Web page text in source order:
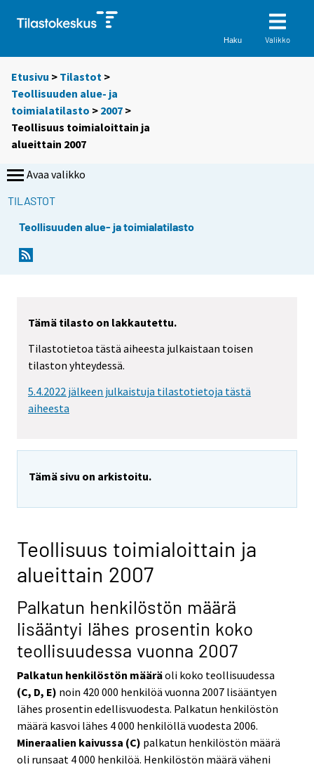
Haku Valikko
Etusivu > Tilastot >
Teollisuuden alue- ja
toimialatilasto > 2007 >
Teollisuus toimialoittain ja
alueittain 2007
Avaa valikko
TILASTOT
Teollisuuden alue- ja toimialatilasto
Tämä tilasto on lakkautettu.
Tilastotietoa tästä aiheesta julkaistaan toisen
tilaston yhteydessä.
5.4.2022 jälkeen julkaistuja tilastotietoja tästä
aiheesta
Tämä sivu on arkistoitu.
Teollisuus toimialoittain ja
alueittain 2007
Palkatun henkilöstön määrä
lisääntyi lähes prosentin koko
teollisuudessa vuonna 2007
Palkatun henkilöstön määräoli koko teollisuudessa
(C, D, E) noin 420 000 henkilöä vuonna 2007 lisääntyen
lähes prosentin edellisvuodesta. Palkatun henkilöstön
määrä kasvoi lähes 4 000 henkilöllä vuodesta 2006.
Mineraalien kaivussa (C) palkatun henkilöstön määrä
oli runsaat 4 000 henkilöä. Henkilöstön määrä väheni